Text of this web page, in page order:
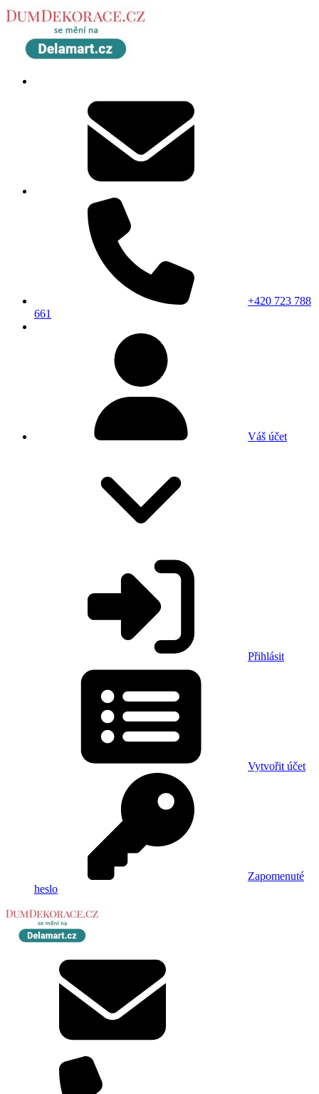
+420 723 788
661
Váš účet
Přihlásit
Vytvořit účet
Zapomenuté
heslo